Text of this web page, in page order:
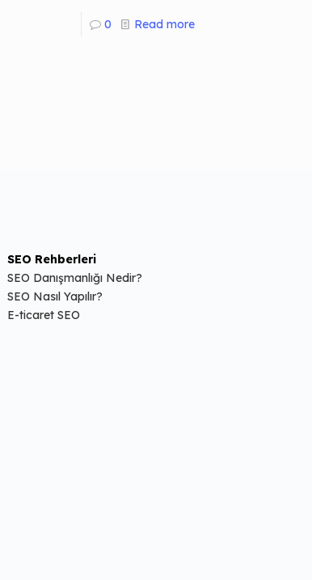
0 Read more
SEO Rehberleri
SEO Danışmanlığı Nedir?
SEO Nasıl Yapılır?
E-ticaret SEO